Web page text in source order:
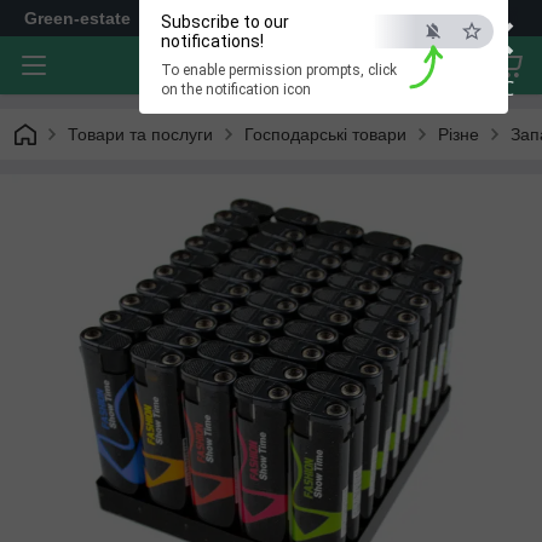
×
ESC
Subscribe to our
notifications!
To enable permission prompts, click
on the notification icon
Green-estate
Товари та послуги Господарські товари Різне